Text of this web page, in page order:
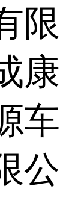
限
康
车
公